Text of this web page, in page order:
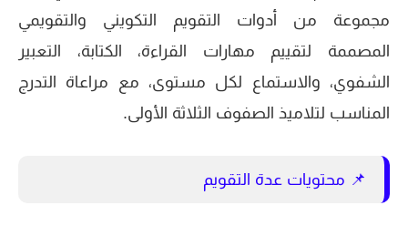
مجموعة من أدوات التقويم التكويني والتقويمي
المصممة لتقييم مهارات القراءة، الكتابة، التعبير
الشفوي، والاستماع لكل مستوى، مع مراعاة التدرج
المناسب لتلاميذ الصفوف الثلاثة الأولى.
📌 محتويات عدة التقويم